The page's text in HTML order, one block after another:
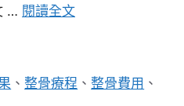
… 閱讀全文
、整骨療程 、整骨費用 、